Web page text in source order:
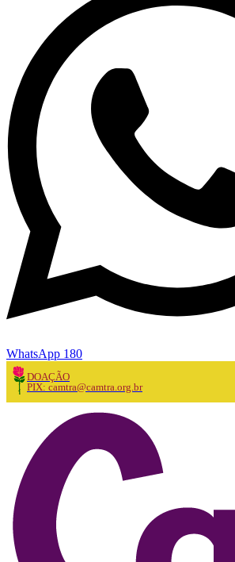
WhatsApp 180
DOAÇÃO
PIX: camtra@camtra.org.br